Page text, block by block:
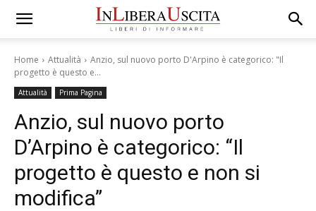
Home Attualità
Anzio, sul nuovo porto D'Arpino è categorico: "Il
progetto è questo e...
Attualità Prima Pagina
Anzio, sul nuovo porto
D’Arpino è categorico: “Il
progetto è questo e non si
modifica”